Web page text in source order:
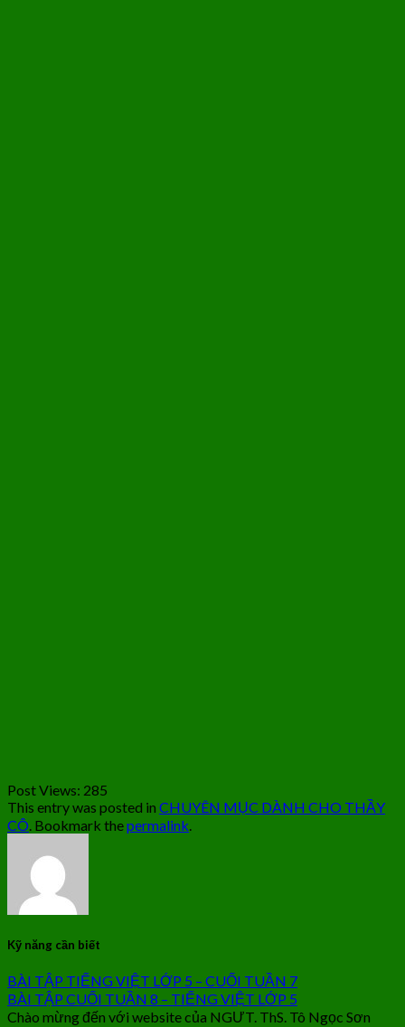
Post Views: 285
This entry was posted in CHUYÊN MỤC DÀNH CHO THẦY
CÔ. Bookmark thepermalink.
Kỹ năng cần biết
BÀI TẬP TIẾNG VIỆT LỚP 5 – CUỐI TUẦN 7
BÀI TẬP CUỐI TUẦN 8 – TIẾNG VIỆT LỚP 5
Chào mừng đến với website của NGƯT. ThS. Tô Ngọc Sơn